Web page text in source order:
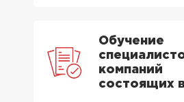
Обучение
компаний
состоящих